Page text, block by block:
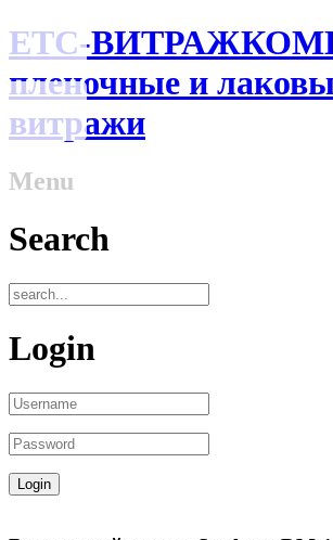
ЕТС-
пленочные и
витражи
Menu
Search
Login